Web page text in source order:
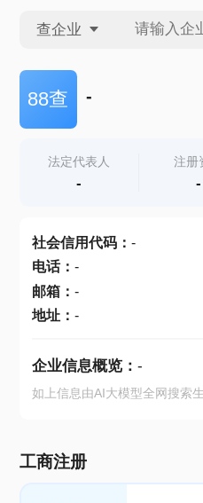
查企业
查企业
查产地
88查 -
法定代表人
-
注册
-
社会信用代码： -
电话： -
邮箱： -
地址： -
企业信息概览： -
如上信息由AI大模型全网搜索
工商注册